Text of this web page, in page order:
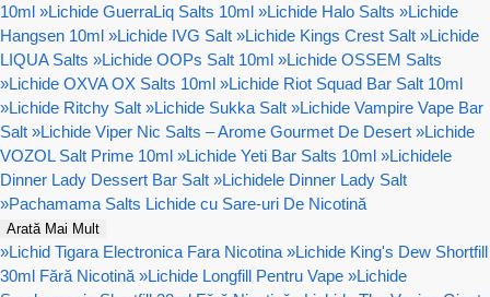
10ml »Lichide GuerraLiq Salts 10ml »Lichide Halo Salts »Lichide
Hangsen 10ml »Lichide IVG Salt »Lichide Kings Crest Salt »Lichide
LIQUA Salts »Lichide OOPs Salt 10ml »Lichide OSSEM Salts
»Lichide OXVA OX Salts 10ml »Lichide Riot Squad Bar Salt 10ml
»Lichide Ritchy Salt »Lichide Sukka Salt »Lichide Vampire Vape Bar
Salt »Lichide Viper Nic Salts – Arome Gourmet De Desert »Lichide
VOZOL Salt Prime 10ml »Lichide Yeti Bar Salts 10ml »Lichidele
Dinner Lady Dessert Bar Salt »Lichidele Dinner Lady Salt
»Pachamama Salts Lichide cu Sare-uri De Nicotină
Arată Mai Mult
»Lichid Tigara Electronica Fara Nicotina »Lichide King's Dew Shortfill
30ml Fără Nicotină »Lichide Longfill Pentru Vape »Lichide